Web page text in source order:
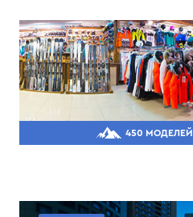
450 МОДЕЛЕЙ